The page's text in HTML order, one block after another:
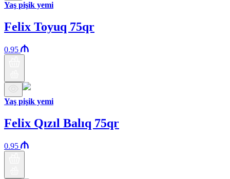
Yaş pişik yemi
Felix Toyuq 75qr
0.95
Yaş pişik yemi
Felix Qızıl Balıq 75qr
0.95